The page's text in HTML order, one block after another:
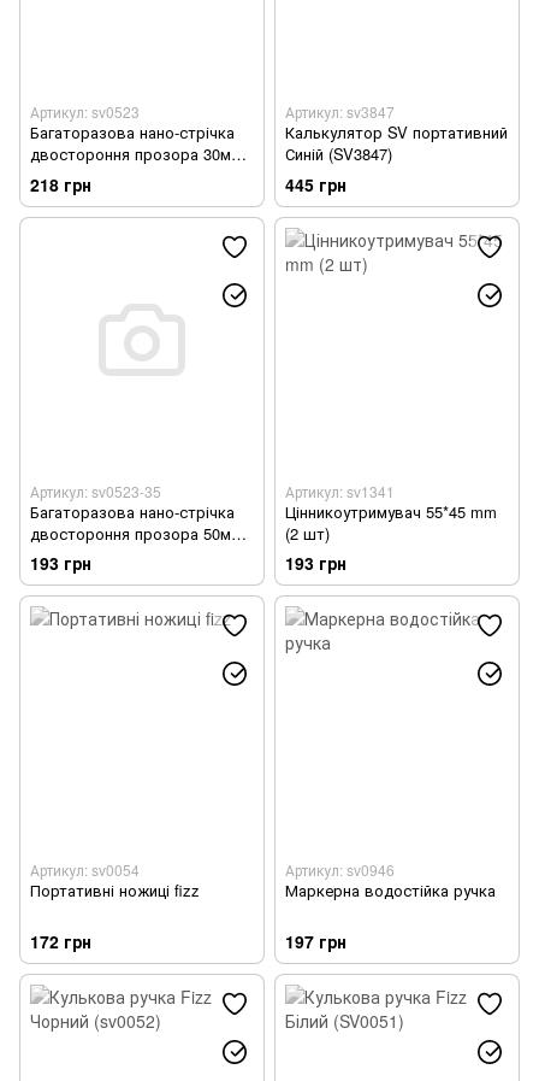
Артикул: sv0523
Багаторазова нано-стрічка
двостороння прозора 30мм х
5 метрів (sv0523)
218 грн
Артикул: sv3847
Калькулятор SV портативний
Синій (SV3847)
445 грн
Артикул: sv0523-35
Багаторазова нано-стрічка
двостороння прозора 50мм х
3 Метра (sv0523-35)
193 грн
Артикул: sv1341
Цінникоутримувач 55*45 mm
(2 шт)
193 грн
Артикул: sv0054
Портативні ножиці fizz
172 грн
Артикул: sv0946
Маркерна водостійка ручка
197 грн